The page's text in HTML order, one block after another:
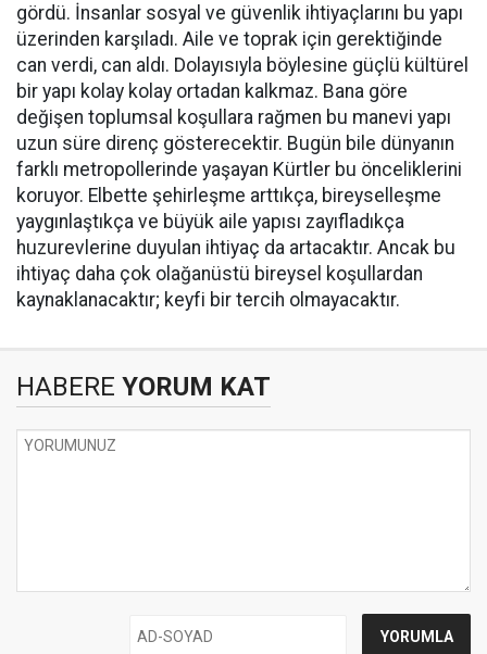
gördü. İnsanlar sosyal ve güvenlik ihtiyaçlarını bu yapı
üzerinden karşıladı. Aile ve toprak için gerektiğinde
can verdi, can aldı. Dolayısıyla böylesine güçlü kültürel
bir yapı kolay kolay ortadan kalkmaz. Bana göre
değişen toplumsal koşullara rağmen bu manevi yapı
uzun süre direnç gösterecektir. Bugün bile dünyanın
farklı metropollerinde yaşayan Kürtler bu önceliklerini
koruyor. Elbette şehirleşme arttıkça, bireyselleşme
yaygınlaştıkça ve büyük aile yapısı zayıfladıkça
huzurevlerine duyulan ihtiyaç da artacaktır. Ancak bu
ihtiyaç daha çok olağanüstü bireysel koşullardan
kaynaklanacaktır; keyfi bir tercih olmayacaktır.
HABERE YORUM KAT